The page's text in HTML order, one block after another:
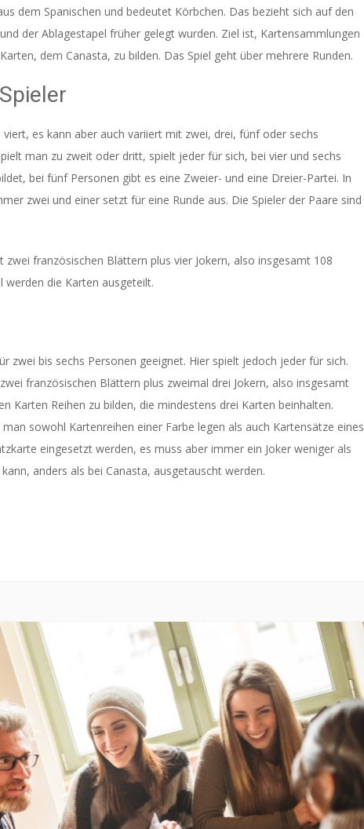
dem Spanischen und bedeutet Körbchen. Das bezieht sich auf den
der Ablagestapel früher gelegt wurden. Ziel ist, Kartensammlungen
dem Canasta, zu bilden. Das Spiel geht über mehrere Runden.
es kann aber auch variiert mit zwei, drei, fünf oder sechs
man zu zweit oder dritt, spielt jeder für sich, bei vier und sechs
bei fünf Personen gibt es eine Zweier- und eine Dreier-Partei. In
zwei und einer setzt für eine Runde aus. Die Spieler der Paare sind
zwei französischen Blättern plus vier Jokern, also insgesamt 108
werden die Karten ausgeteilt.
zwei bis sechs Personen geeignet. Hier spielt jedoch jeder für sich.
französischen Blättern plus zweimal drei Jokern, also insgesamt
Karten Reihen zu bilden, die mindestens drei Karten beinhalten.
sowohl Kartenreihen einer Farbe legen als auch Kartensätze eines
eingesetzt werden, es muss aber immer ein Joker weniger als
anders als bei Canasta, ausgetauscht werden.